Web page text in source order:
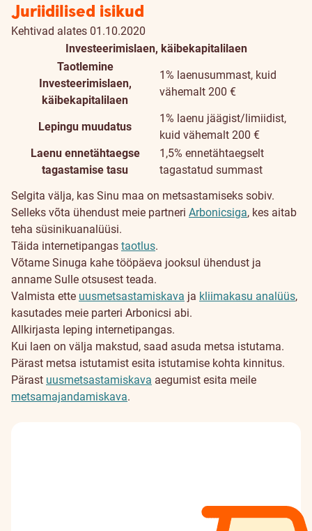
Juriidilised isikud
Kehtivad alates 01.10.2020
Investeerimislaen, käibekapitalilaen
Taotlemine
Investeerimislaen,
käibekapitalilaen
1% laenusummast, kuid
vähemalt 200 €
Lepingu muudatus
1% laenu jäägist/limiidist,
kuid vähemalt 200 €
Laenu ennetähtaegse
tagastamise tasu
1,5% ennetähtaegselt
tagastatud summast
Selgita välja, kas Sinu maa on metsastamiseks sobiv.
Selleks võta ühendust meie partneri Arbonicsiga, kes aitab
teha süsinikuanalüüsi.
Täida internetipangas taotlus.
Võtame Sinuga kahe tööpäeva jooksul ühendust ja
anname Sulle otsusest teada.
Valmista ette uusmetsastamiskava ja kliimakasu analüüs,
kasutades meie parteri Arbonicsi abi.
Allkirjasta leping internetipangas.
Kui laen on välja makstud, saad asuda metsa istutama.
Pärast metsa istutamist esita istutamise kohta kinnitus.
Pärast uusmetsastamiskava aegumist esita meile
metsamajandamiskava.